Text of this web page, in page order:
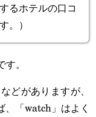
るホテルの口コ
。）
。
どがありますが、
「watch」はよく